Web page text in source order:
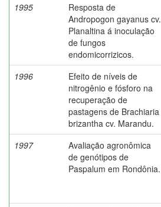
1995
Resposta de
Andropogon gayanus cv.
Planaltina á inoculação
de fungos
endomicorrizicos.
1996
Efeito de níveis de
nitrogênio e fósforo na
recuperação de
pastagens de Brachiaria
brizantha cv. Marandu.
1997
Avaliação agronômica
de genótipos de
Paspalum em Rondônia.